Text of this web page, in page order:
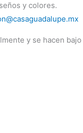
y colores.
y se hacen bajo